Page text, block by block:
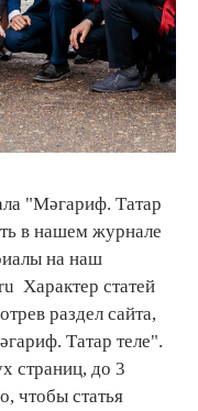
"Мәгариф. Татар
в нашем журнале
на наш
Характер статей
раздел сайта,
Татар теле".
страниц, до 3
чтобы статья